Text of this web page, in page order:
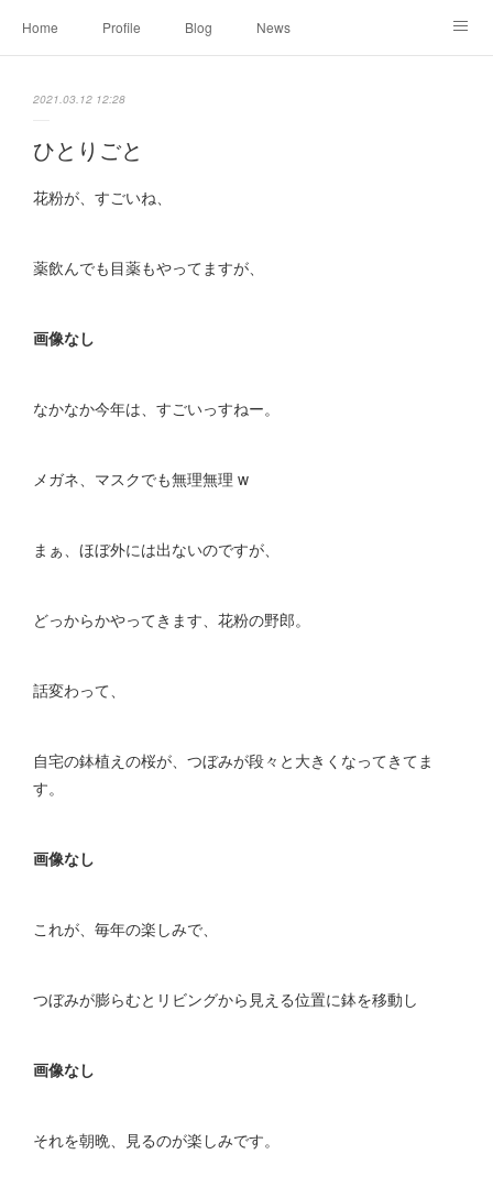
Home Profile Blog News
2021.03.12 12:28
ひとりごと
花粉が、すごいね、
薬飲んでも目薬もやってますが、
画像なし
なかなか今年は、すごいっすねー。
メガネ、マスクでも無理無理 w
まぁ、ほぼ外には出ないのですが、
どっからかやってきます、花粉の野郎。
話変わって、
自宅の鉢植えの桜が、つぼみが段々と大きくなってきてま
す。
画像なし
これが、毎年の楽しみで、
つぼみが膨らむとリビングから見える位置に鉢を移動し
画像なし
それを朝晩、見るのが楽しみです。